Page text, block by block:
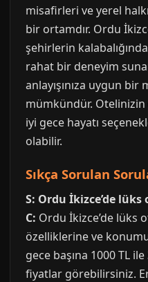
misafirleri ve yerel
bir ortamdır. Ordu
şehirlerin
rahat bir deneyim
anlayışınıza uygun bir
mümkündür.
iyi gece hayatı
olabilir.
Sıkça Sorulan
S: Ordu İkizce’de
C: Ordu İkizce’de lüks
özelliklerine ve
gece başına 1000 TL
fiyatlar görebilirsiniz.